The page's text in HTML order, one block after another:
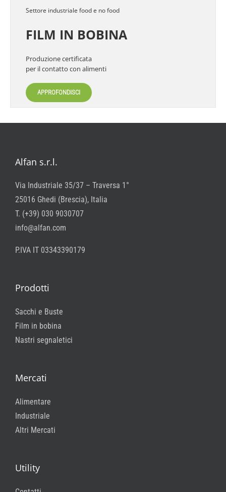
Settore industriale food e no food
FILM IN BOBINA
Produzione certificata
per il contatto con alimenti
APPROFONDISCI
Alfan s.r.l.
Via Industriale 35/37 – Traversa 1°
25016 Ghedi (Brescia), Italia
T. (+39) 030 9030707
info@alfan.com
P.IVA IT 03343390179
Prodotti
Sacchi e Buste
Film in bobina
Nastri segnaletici
Mercati
Alimentare
Industriale
Altri Mercati
Utility